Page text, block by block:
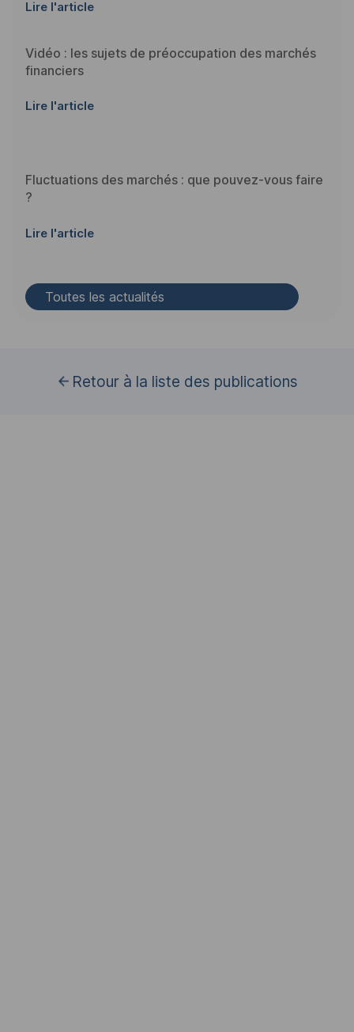
Lire l'article
Vidéo : les sujets de préoccupation des marchés
financiers
Lire l'article
Fluctuations des marchés : que pouvez-vous faire
?
Lire l'article
Toutes les actualités
Retour à la liste des publications